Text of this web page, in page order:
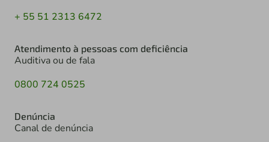
+ 55 51 2313 6472
Atendimento à pessoas com deficiência
Auditiva ou de fala
0800 724 0525
Denúncia
Canal de denúncia